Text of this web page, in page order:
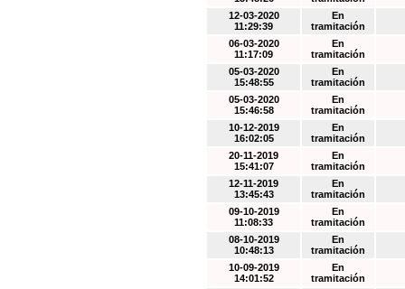
12-03-2020
11:29:39
En
tramitación
06-03-2020
11:17:09
En
tramitación
05-03-2020
15:48:55
En
tramitación
05-03-2020
15:46:58
En
tramitación
10-12-2019
16:02:05
En
tramitación
20-11-2019
15:41:07
En
tramitación
12-11-2019
13:45:43
En
tramitación
09-10-2019
11:08:33
En
tramitación
08-10-2019
10:48:13
En
tramitación
10-09-2019
14:01:52
En
tramitación